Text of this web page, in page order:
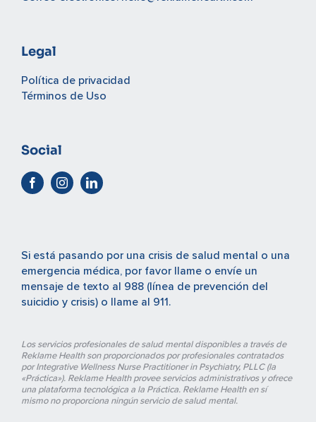
Legal
Política de privacidad
Términos de Uso
Social
Si está pasando por una crisis de salud mental o una
emergencia médica, por favor llame o envíe un
mensaje de texto al 988(línea de prevención del
suicidio y crisis) o llame al 911.
Los servicios profesionales de salud mental disponibles a través de
Reklame Health son proporcionados por profesionales contratados
por Integrative Wellness Nurse Practitioner in Psychiatry, PLLC (la
«Práctica»). Reklame Health provee servicios administrativos y ofrece
una plataforma tecnológica a la Práctica. Reklame Health en sí
mismo no proporciona ningún servicio de salud mental.